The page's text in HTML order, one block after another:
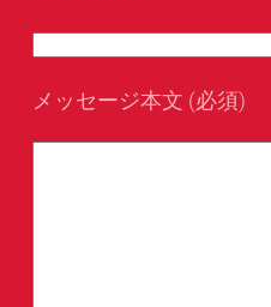
メッセージ本文 (必須)